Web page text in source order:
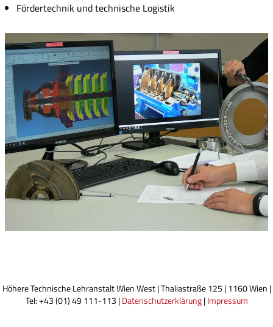
Fördertechnik und technische Logistik
Höhere Technische Lehranstalt Wien West | Thaliastraße 125 | 1160 Wien |
Tel: +43 (01) 49 111-113 | Datenschutzerklärung| Impressum